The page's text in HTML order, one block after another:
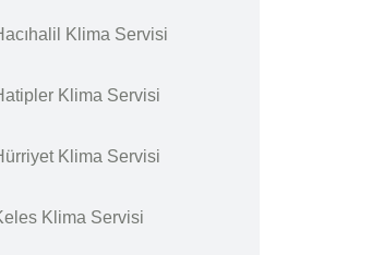
Klima Servisi
Klima Servisi
Klima Servisi
Klima Servisi